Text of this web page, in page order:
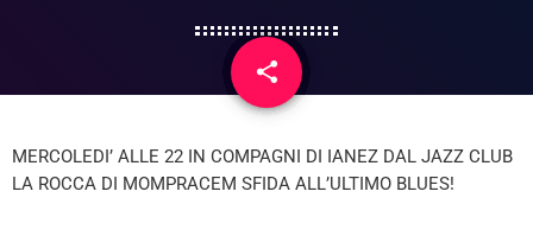
share
email
MERCOLEDI’ ALLE 22 IN COMPAGNI DI IANEZ DAL JAZZ CLUB
LA ROCCA DI MOMPRACEM SFIDA ALL’ULTIMO BLUES!